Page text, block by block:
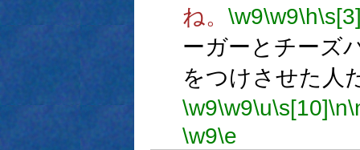
ね。 \w9\w9\h
ーガーとチーズ
をつけさせた人
\w9\w9\u\s[10]\n
\w9\e